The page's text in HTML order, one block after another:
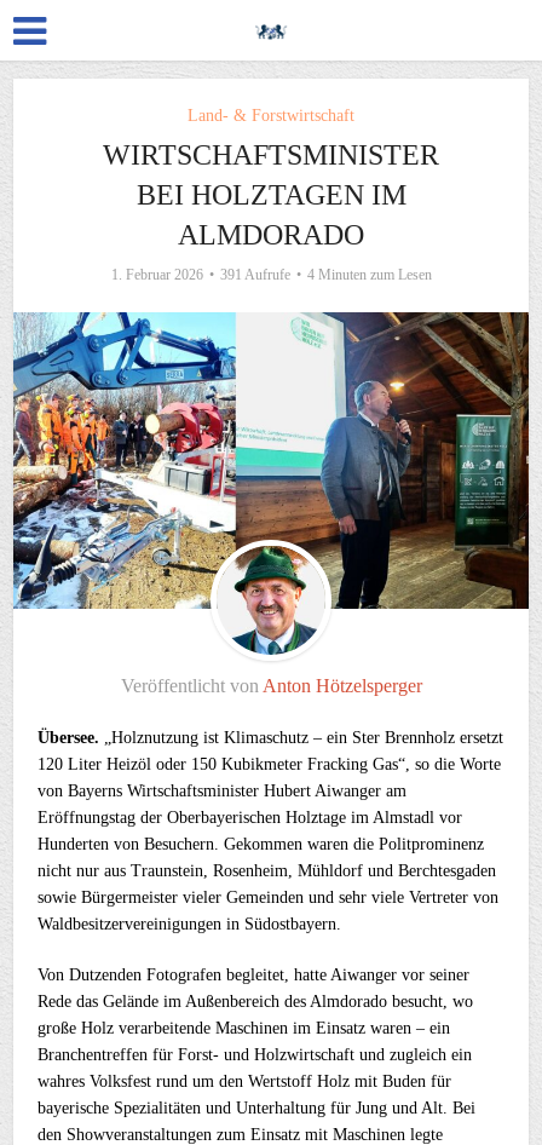
Land- & Forstwirtschaft
WIRTSCHAFTSMINISTER
BEI HOLZTAGEN IM
ALMDORADO
1. Februar 2026 391 Aufrufe 4 Minuten zum Lesen
Veröffentlicht von Anton Hötzelsperger
Übersee. „Holznutzung ist Klimaschutz – ein Ster Brennholz ersetzt
120 Liter Heizöl oder 150 Kubikmeter Fracking Gas“, so die Worte
von Bayerns Wirtschaftsminister Hubert Aiwanger am
Eröffnungstag der Oberbayerischen Holztage im Almstadl vor
Hunderten von Besuchern. Gekommen waren die Politprominenz
nicht nur aus Traunstein, Rosenheim, Mühldorf und Berchtesgaden
sowie Bürgermeister vieler Gemeinden und sehr viele Vertreter von
Waldbesitzervereinigungen in Südostbayern.
Von Dutzenden Fotografen begleitet, hatte Aiwanger vor seiner
Rede das Gelände im Außenbereich des Almdorado besucht, wo
große Holz verarbeitende Maschinen im Einsatz waren – ein
Branchentreffen für Forst- und Holzwirtschaft und zugleich ein
wahres Volksfest rund um den Wertstoff Holz mit Buden für
bayerische Spezialitäten und Unterhaltung für Jung und Alt. Bei
den Showveranstaltungen zum Einsatz mit Maschinen legte